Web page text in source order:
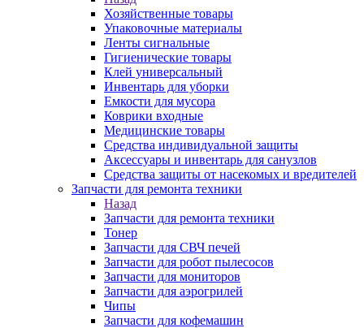
Хозяйственные товары
Упаковочные материалы
Ленты сигнальные
Гигиенические товары
Клей универсальный
Инвентарь для уборки
Емкости для мусора
Коврики входные
Медицинские товары
Средства индивидуальной защиты
Аксессуары и инвентарь для санузлов
Средства защиты от насекомых и вредителей
Запчасти для ремонта техники
Назад
Запчасти для ремонта техники
Тонер
Запчасти для СВЧ печей
Запчасти для робот пылесосов
Запчасти для мониторов
Запчасти для аэрогрилей
Чипы
Запчасти для кофемашин